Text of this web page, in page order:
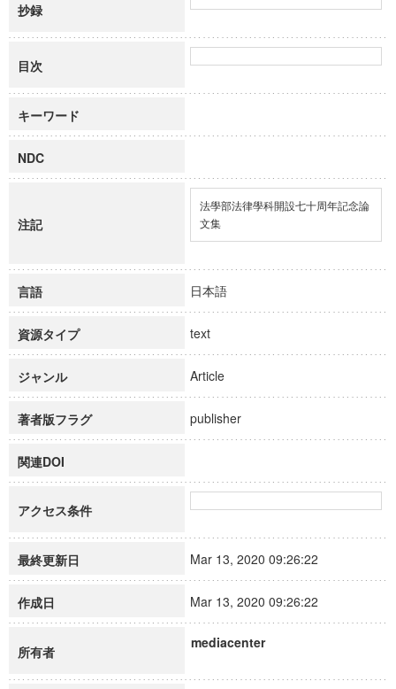
抄録
目次
キーワード
NDC
注記
法學部法律學科開設七十周年記念論
文集
言語 日本語
資源タイプ text
ジャンル Article
著者版フラグ publisher
関連DOI
アクセス条件
最終更新日 Mar 13, 2020 09:26:22
作成日 Mar 13, 2020 09:26:22
所有者
mediacenter